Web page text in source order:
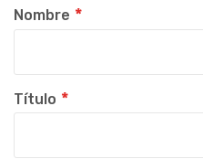
star
stars
stars
stars
stars
Nombre
Título